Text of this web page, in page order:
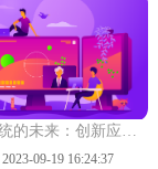
在线客服系统的未来：创新应用场景与技术趋势
2023-09-19 16:24:37